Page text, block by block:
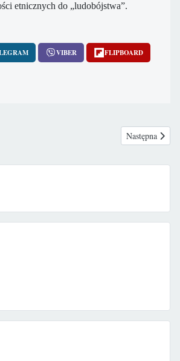
etnicznych do „ludobójstwa”.
VIBER FLIPBOARD
Następna
Następna